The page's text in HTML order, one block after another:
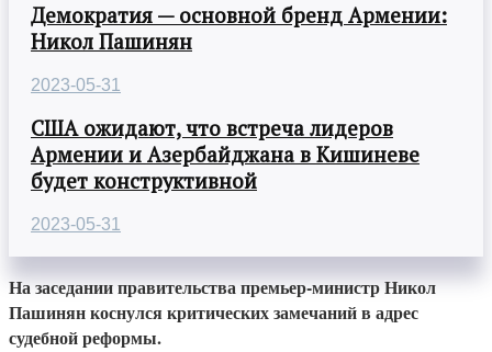
Демократия — основной бренд Армении:
Никол Пашинян
2023-05-31
США ожидают, что встреча лидеров
Армении и Азербайджана в Кишиневе
будет конструктивной
2023-05-31
На заседании правительства премьер-министр Никол
Пашинян коснулся критических замечаний в адрес
судебной реформы.